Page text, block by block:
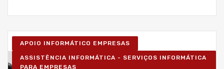
APOIO INFORMÁTICO EMPRESAS
ASSISTÊNCIA INFORMÁTICA - SERVIÇOS INFORMÁTICA
PARA EMPRESAS